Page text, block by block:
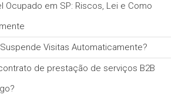
Ocupado em SP: Riscos, Lei e Como
Visitas Automaticamente?
de prestação de serviços B2B